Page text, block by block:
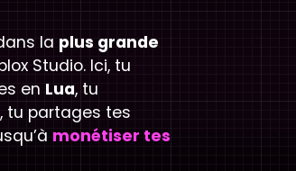
la plus grande
Studio. Ici, tu
en Lua, tu
tu partages tes
monétiser tes